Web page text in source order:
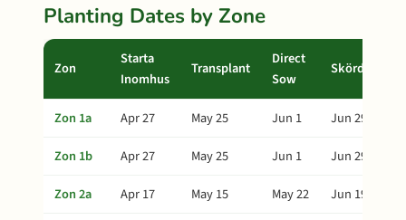
Planting Dates by Zone
Zon
Starta
Inomhus
Transplant
Direct
Sow
Skörd
Zon 1a Apr 27 May 25 Jun 1
Jun 29
Zon 1b
Apr 27 May 25 Jun 1
Jun 29
Zon 2a
Apr 17 May 15 May 22
Jun 19